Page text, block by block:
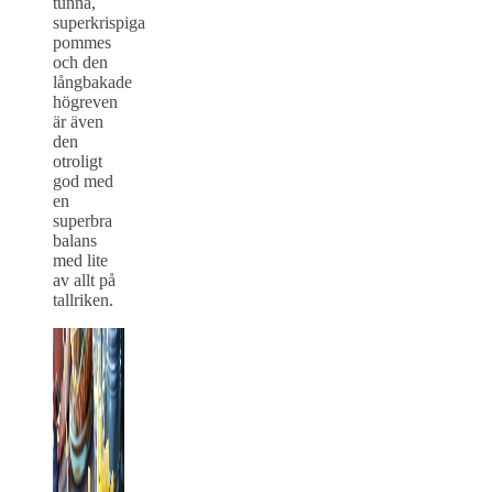
superkrispiga
pommes
och den
långbakade
högreven
är även
den
otroligt
god med
en
superbra
balans
med lite
av allt på
tallriken.